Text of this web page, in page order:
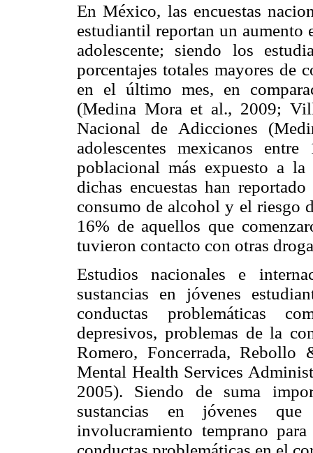
En México, las encuestas
estudiantil reportan un aumento
adolescente; siendo los
porcentajes totales mayores de
en el último mes, en
(Medina Mora et al., 2009;
Nacional de Adicciones
adolescentes mexicanos
poblacional más expuesto a
dichas encuestas han
consumo de alcohol y el riesgo
16% de aquellos que
tuvieron contacto con otras
Estudios nacionales e
sustancias en jóvenes
conductas problemáticas
depresivos, problemas de la
Romero, Foncerrada,
Mental Health Services
2005). Siendo de suma
sustancias en jóvenes
involucramiento temprano